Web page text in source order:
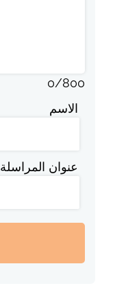
0/800
الاسم
عنوان المراسلة